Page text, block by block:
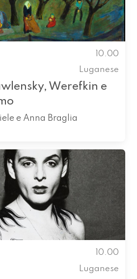
10.00
Luganese
Werefkin e
e Anna Braglia
10.00
Luganese